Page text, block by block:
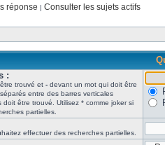
réponse | Consulter les sujets actifs
:
trouvé et - devant un mot qui doit être
entre des barres verticales
doit être trouvé. Utilisez * comme joker si
partielles.
effectuer des recherches partielles.